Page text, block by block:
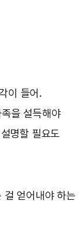
이 들어.
을 설득해야
명할 필요도
걸 얻어내야 하는